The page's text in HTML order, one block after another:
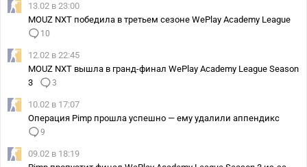
13.02 в 23:00
MOUZ NXT победила в третьем сезоне WePlay Academy League
10
12.02 в 22:45
MOUZ NXT вышла в гранд-финал WePlay Academy League Season
3
3
10.02 в 17:07
Операция Pimp прошла успешно — ему удалили аппендикс
9
09.02 в 18:19